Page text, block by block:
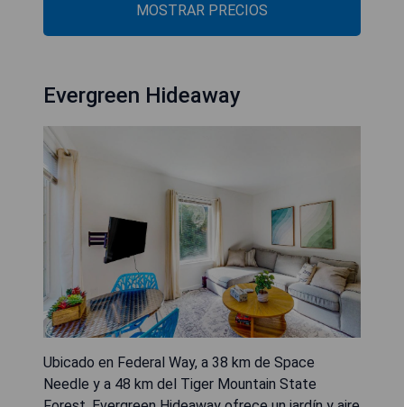
MOSTRAR PRECIOS
Evergreen Hideaway
Ubicado en Federal Way, a 38 km de Space
Needle y a 48 km del Tiger Mountain State